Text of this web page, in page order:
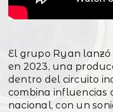
El grupo Ryan lanzó
en 2023, una
dentro del circuito
combina influencias
nacional, con un